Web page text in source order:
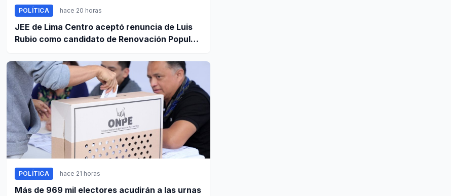
POLÍTICA hace 20 horas
JEE de Lima Centro aceptó renuncia de Luis
Rubio como candidato de Renovación Popular
POLÍTICA hace 21 horas
Más de 969 mil electores acudirán a las urnas